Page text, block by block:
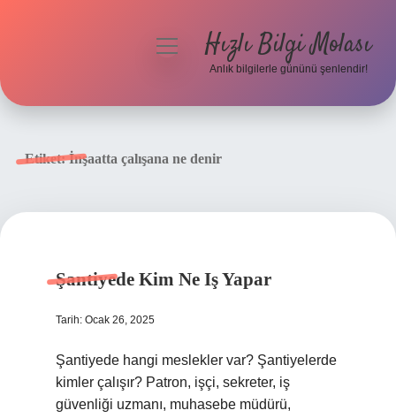
menüyüHızlı Bilgi Molası
Anlık bilgilerle gününü şenlendir!
Etiket:İnşaatta çalışana ne denir
Şantiyede Kim Ne Iş Yapar
Tarih: Ocak 26, 2025
Şantiyede hangi meslekler var? Şantiyelerde
kimler çalışır? Patron, işçi, sekreter, iş
güvenliği uzmanı, muhasebe müdürü,